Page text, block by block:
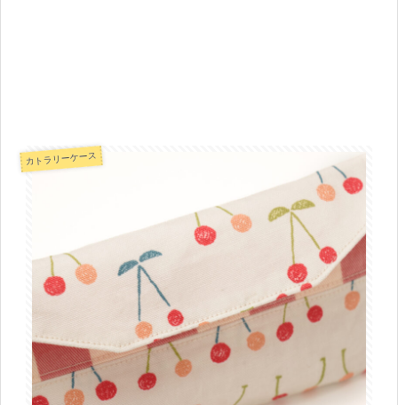
カトラリーケース